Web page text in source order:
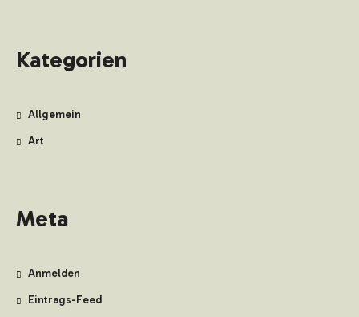
Kategorien
Allgemein
Art
Meta
Anmelden
Eintrags-Feed